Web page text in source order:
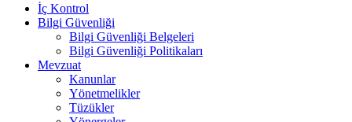
İç Kontrol
Bilgi Güvenliği
Bilgi Güvenliği Belgeleri
Bilgi Güvenliği Politikaları
Mevzuat
Kanunlar
Yönetmelikler
Tüzükler